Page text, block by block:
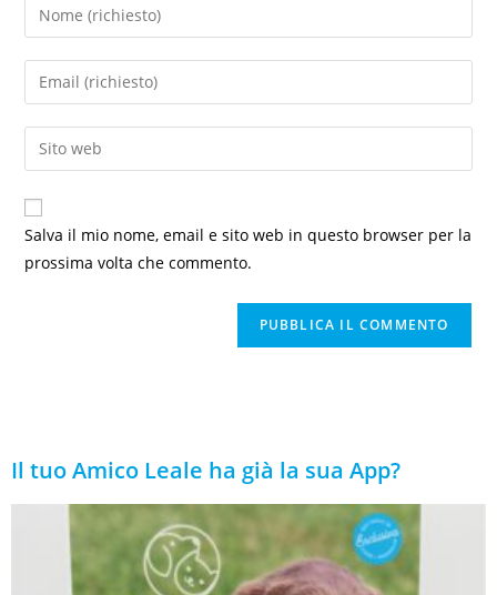
Salva il mio nome, email e sito web in questo browser per la
prossima volta che commento.
Il tuo Amico Leale ha già la sua App?